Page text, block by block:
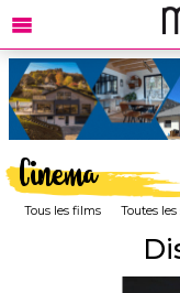
Cinema
Tous les films Toutes